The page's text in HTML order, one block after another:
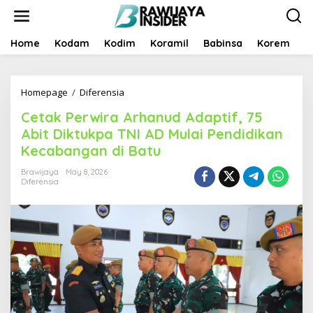
t
Home Kodam Kodim Koramil Babinsa Korem
Homepage / Diferensia
t
a
k
P
i
a
A
u
Cetak Perwira Arhanud Adaptif, 75
Abit Diktukpa TNI AD Mulai Pendidikan
Kecabangan di Batu
Brawijaya
May 8, 2026
Diferensia